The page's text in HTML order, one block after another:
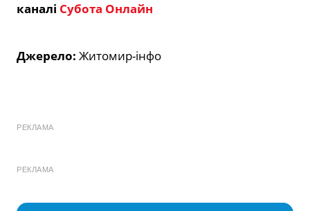
каналі Субота Онлайн
Джерело: Житомир-інфо
РЕКЛАМА
РЕКЛАМА